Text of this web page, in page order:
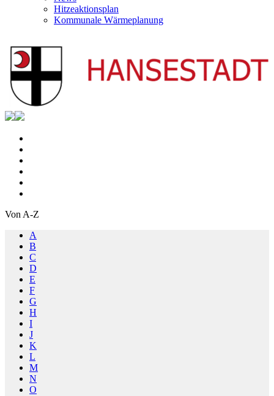
Hitzeaktionsplan
Kommunale Wärmeplanung
Von A-Z
A
B
C
D
E
F
G
H
I
J
K
L
M
N
O